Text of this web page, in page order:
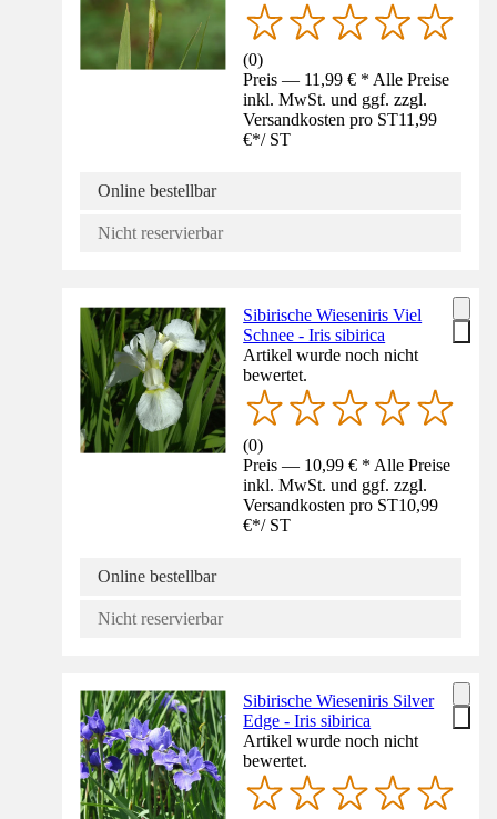
(0)
Preis — 11,99 € * Alle Preise
inkl. MwSt. und ggf. zzgl.
Versandkosten pro ST11,99
€*/ ST
Online bestellbar
Nicht reservierbar
Sibirische Wieseniris Viel
Schnee - Iris sibirica
Artikel wurde noch nicht
bewertet.
(0)
Preis — 10,99 € * Alle Preise
inkl. MwSt. und ggf. zzgl.
Versandkosten pro ST10,99
€*/ ST
Online bestellbar
Nicht reservierbar
Sibirische Wieseniris Silver
Edge - Iris sibirica
Artikel wurde noch nicht
bewertet.